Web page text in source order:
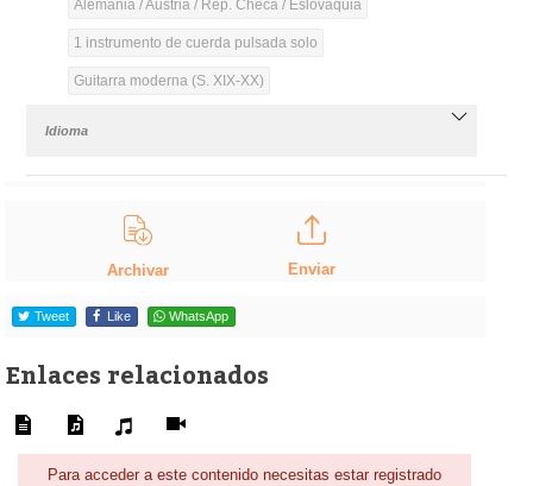
Alemania / Austria / Rep. Checa / Eslovaquia
1 instrumento de cuerda pulsada solo
Guitarra moderna (S. XIX-XX)
Idioma
Archivar Enviar
Tweet Like WhatsApp
Enlaces relacionados
Para acceder a este contenido necesitas estar registrado